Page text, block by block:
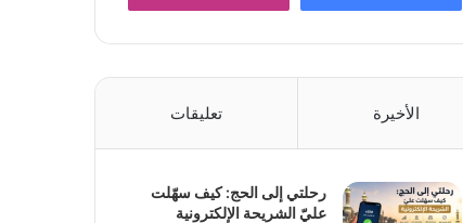
الأخيرة تعليقات
رحلتي إلى الحج: كيف سهّلت
عليّ الشريحة الإلكترونية